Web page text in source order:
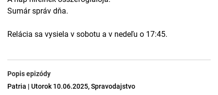
Sumár správ dňa.
Relácia sa vysiela v sobotu a v nedeľu o 17:45.
Popis epizódy
Patria | Utorok 10.06.2025, Spravodajstvo